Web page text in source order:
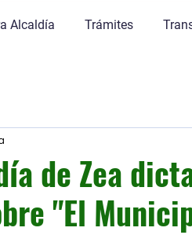
Alcaldía Trámites
de Zea
"El